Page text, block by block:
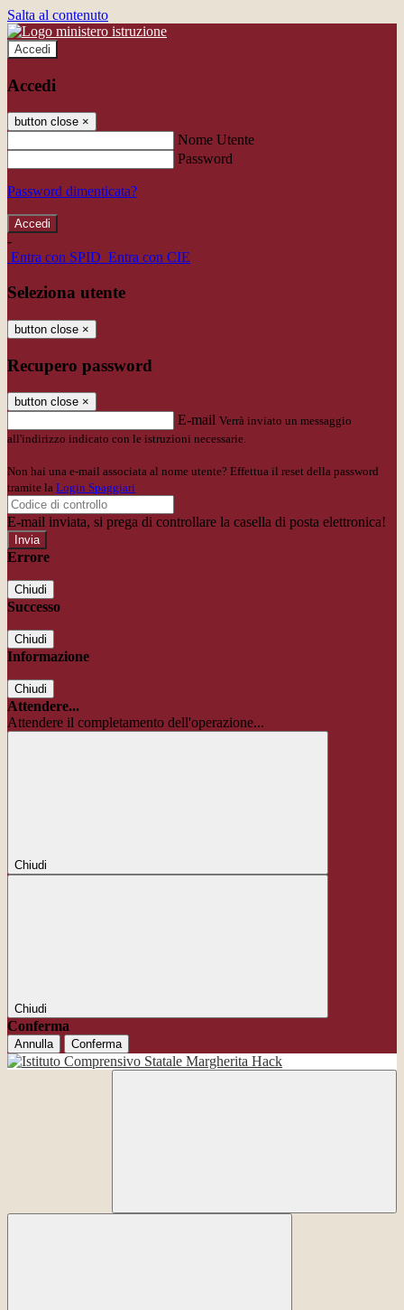
Salta al contenuto
Accedi
Accedi
button close ×
Nome Utente
Password
Password dimenticata?
-
Entra con SPID Entra con CIE
Seleziona utente
button close ×
Recupero password
button close ×
E-mail Verrà inviato un messaggio
all'indirizzo indicato con le istruzioni necessarie.
Non hai una e-mail associata al nome utente? Effettua il reset della password
tramite la Login Spaggiari
E-mail inviata, si prega di controllare la casella di posta elettronica!
Errore
Chiudi
Successo
Chiudi
Informazione
Chiudi
Attendere...
Attendere il completamento dell'operazione...
Chiudi
Chiudi
Conferma
Annulla Conferma